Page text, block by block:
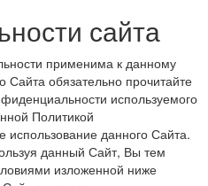
сайта
применима к данному
обязательно прочитайте
используемого
Политикой
использование данного Сайта.
данный Сайт, Вы тем
изложенной ниже